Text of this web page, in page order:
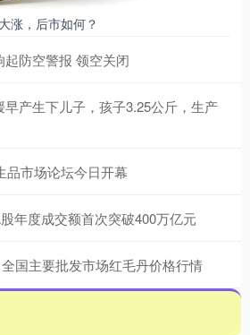
涨，后市如何？
防空警报 领空关闭
产生下儿子，孩子3.25公斤，生产
品市场论坛今日开幕
年度成交额首次突破400万亿元
国主要批发市场红毛丹价格行情